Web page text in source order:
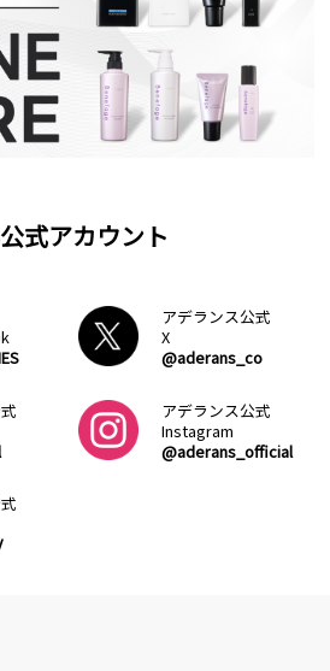
式アカウント
アデランス公式
X
@aderans_co
アデランス公式
Instagram
@aderans_official